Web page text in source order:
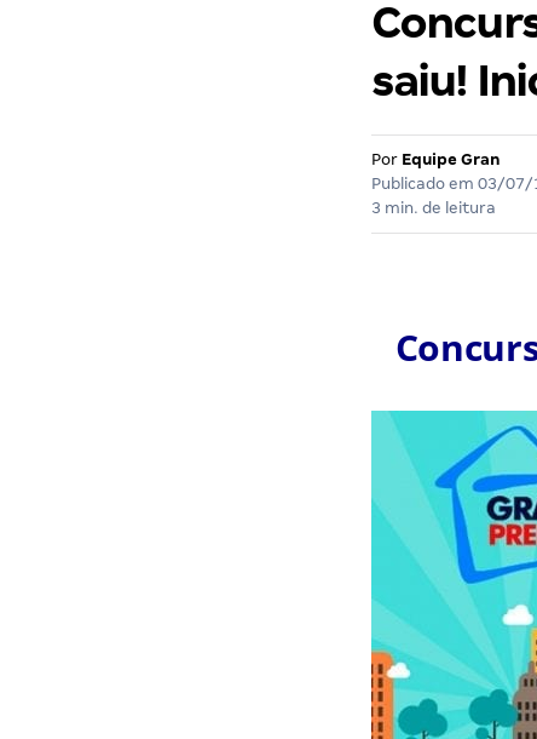
saiu!
Por Equipe Gran
Publicado em 03/07/
3 min. de leitura